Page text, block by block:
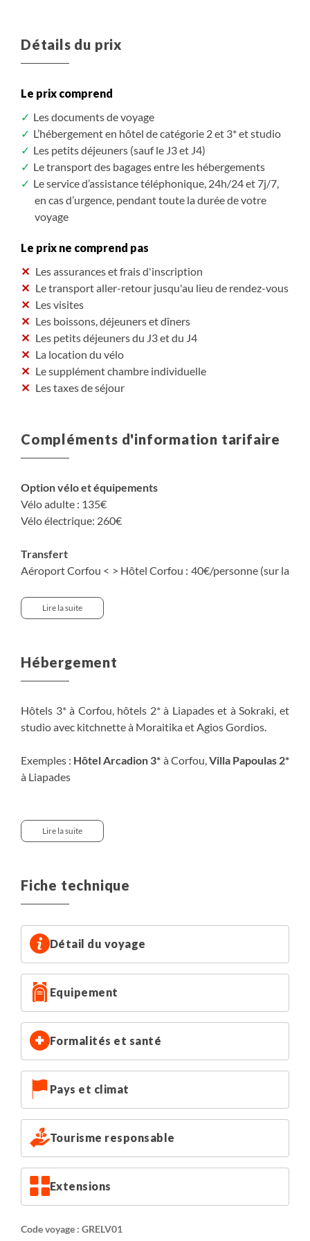
Détails du prix
Le prix comprend
Les documents de voyage
L’hébergement en hôtel de catégorie 2 et 3* et studio
Les petits déjeuners (sauf le J3 et J4)
Le transport des bagages entre les hébergements
Le service d’assistance téléphonique, 24h/24 et 7j/7,
en cas d’urgence, pendant toute la durée de votre
voyage
Le prix ne comprend pas
Les assurances et frais d'inscription
Le transport aller-retour jusqu'au lieu de rendez-vous
Les visites
Les boissons, déjeuners et dîners
Les petits déjeuners du J3 et du J4
La location du vélo
Le supplément chambre individuelle
Les taxes de séjour
Compléments d'information tarifaire
Option vélo et équipements
Vélo adulte : 135€
Vélo électrique: 260€
Transfert
Aéroport Corfou < > Hôtel Corfou : 40€/personne (sur la
base de 2 participants)
Attention, il est difficile d'avoir de la disponibilité du 12
étant très populaire en Grèce pour Pâques (Pâques
orthodoxe célébrée le 20 avril). Dans ce cas, des
Lire la suite
Hébergement
Hôtels 3* à Corfou, hôtels 2* à Liapades et à Sokraki, et
studio avec kitchnette à Moraitika et Agios Gordios.
Exemples : Hôtel Arcadion 3* à Corfou,Villa Papoulas 2*
à Liapades
garder les vélos et offrent la possibilité de recharger les
batteries des vélos électriques.
Lire la suite
Fiche technique
Détail du voyage
Equipement
Formalités et santé
Pays et climat
Tourisme responsable
Extensions
Code voyage : GRELV01